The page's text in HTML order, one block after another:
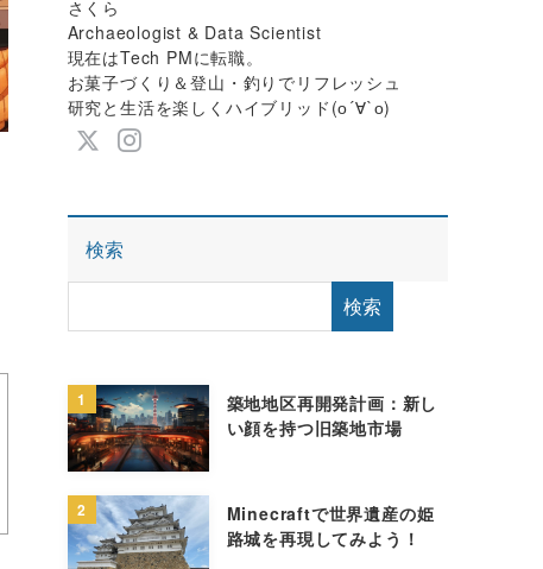
さくら
Archaeologist & Data Scientist
現在はTech PMに転職。
お菓子づくり＆登山・釣りでリフレッシュ
研究と生活を楽しくハイブリッド(о´∀`о)
検索
検索
1
築地地区再開発計画：新し
い顔を持つ旧築地市場
2
Minecraftで世界遺産の姫
路城を再現してみよう！